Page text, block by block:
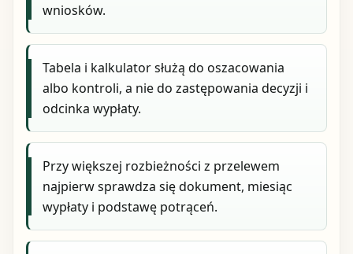
wniosków.
Tabela i kalkulator służą do oszacowania
albo kontroli, a nie do zastępowania decyzji i
odcinka wypłaty.
Przy większej rozbieżności z przelewem
najpierw sprawdza się dokument, miesiąc
wypłaty i podstawę potrąceń.